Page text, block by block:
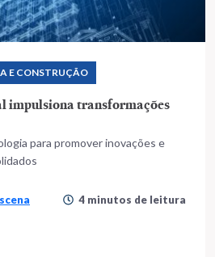
E CONSTRUÇÃO
transformações
para promover inovações e
4 minutos de leitura